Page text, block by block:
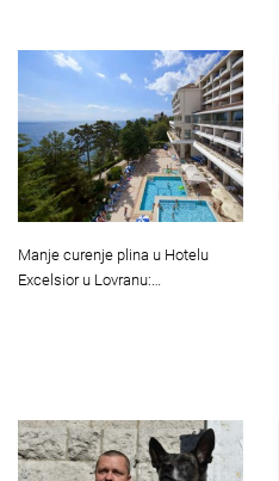
Manje curenje plina u Hotelu
Excelsior u Lovranu:…